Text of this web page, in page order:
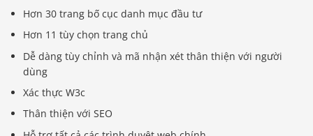
Hơn 30 trang bố cục danh mục đầu tư
Hơn 11 tùy chọn trang chủ
Dễ dàng tùy chỉnh và mã nhận xét thân thiện với người
dùng
Xác thực W3c
Thân thiện với SEO